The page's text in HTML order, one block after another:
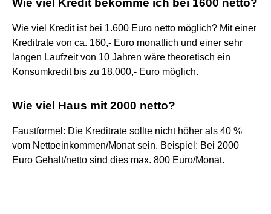
Wie viel Kredit ist bei 1.600 Euro netto möglich? Mit einer
Kreditrate von ca. 160,- Euro monatlich und einer sehr
langen Laufzeit von 10 Jahren wäre theoretisch ein
Konsumkredit bis zu 18.000,- Euro möglich.
Wie viel Haus mit 2000 netto?
Faustformel: Die Kreditrate sollte nicht höher als 40 %
vom Nettoeinkommen/Monat sein. Beispiel: Bei 2000
Euro Gehalt/netto sind dies max. 800 Euro/Monat.